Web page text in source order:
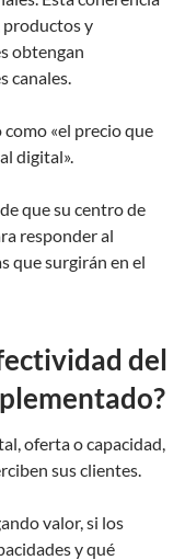
productos y
obtengan
canales.
«el precio que
digital».
que su centro de
responder al
que surgirán en el
del
oferta o capacidad,
sus clientes.
valor, si los
y qué